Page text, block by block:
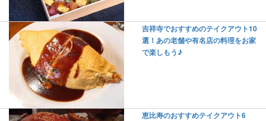
吉祥寺でおすすめのテイクアウト10
選！あの老舗や有名店の料理をお家
で楽しもう♪
恵比寿のおすすめテイクアウト6